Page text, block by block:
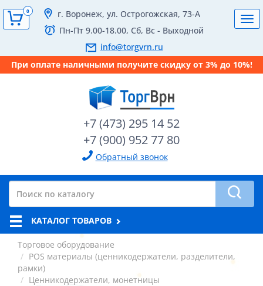
г. Воронеж, ул. Острогожская, 73-А
Пн-Пт 9.00-18.00, Сб, Вс - Выходной
info@torgvrn.ru
При оплате наличными получите скидку от 3% до 10%!
+7 (473) 295 14 52
+7 (900) 952 77 80
Обратный звонок
0
КАТАЛОГ ТОВАРОВ
Торговое оборудование
POS материалы (ценникодержатели, разделители,
рамки)
Ценникодержатели, монетницы